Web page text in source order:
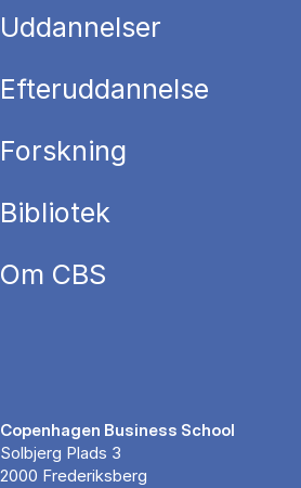
Uddannelser
Efteruddannelse
Forskning
Bibliotek
Om CBS
Copenhagen Business School
Solbjerg Plads 3
2000 Frederiksberg